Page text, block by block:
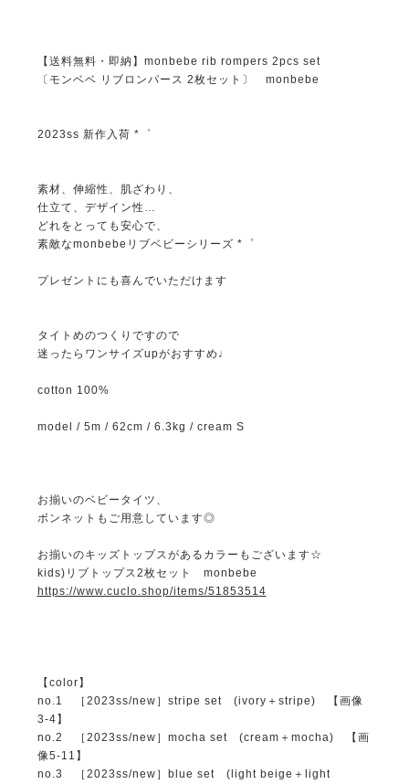
【送料無料・即納】monbebe rib rompers 2pcs set
〔モンベベ リブロンパース 2枚セット〕 monbebe
2023ss 新作入荷 *゜
素材、伸縮性、肌ざわり、
仕立て、デザイン性…
どれをとっても安心で、
素敵なmonbebeリブベビーシリーズ *゜
プレゼントにも喜んでいただけます
タイトめのつくりですので
迷ったらワンサイズupがおすすめ♩
cotton 100%
model / 5m / 62cm / 6.3kg / cream S
お揃いのベビータイツ、
ボンネットもご用意しています◎
お揃いのキッズトップスがあるカラーもございます☆
kids)リブトップス2枚セット monbebe
https://www.cuclo.shop/items/51853514
【color】
no.1 ［2023ss/new］stripe set (ivory＋stripe) 【画像
3-4】
no.2 ［2023ss/new］mocha set (cream＋mocha) 【画
像5-11】
no.3 ［2023ss/new］blue set (light beige＋light